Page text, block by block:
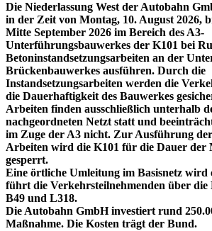
Die Niederlassung West der Autobahn
in der Zeit von Montag, 10. August 2026,
Mitte September 2026 im Bereich des A3-
Unterführungsbauwerkes der K101 bei
Betoninstandsetzungsarbeiten an der
Brückenbauwerkes ausführen. Durch die
Instandsetzungsarbeiten werden die
die Dauerhaftigkeit des Bauwerkes
Arbeiten finden ausschließlich unterhalb
nachgeordneten Netzt statt und
im Zuge der A3 nicht. Zur Ausführung
Arbeiten wird die K101 für die Dauer der
gesperrt.
Eine örtliche Umleitung im Basisnetz wird
führt die Verkehrsteilnehmenden über die
B49 und L318.
Die Autobahn GmbH investiert rund
Maßnahme. Die Kosten trägt der Bund.